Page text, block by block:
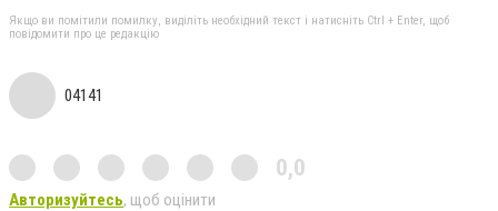
Якщо ви помітили помилку, виділіть необхідний текст і натисніть Ctrl + Enter, щоб
повідомити про це редакцію
04141
0,0
Авторизуйтесь, щоб оцінити